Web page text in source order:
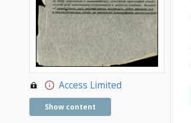
Access Limited
Show content